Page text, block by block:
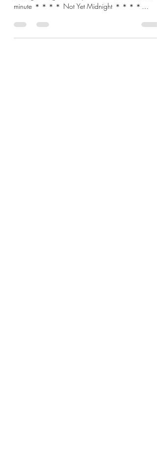
Play:Japan 新作：日本
Onigoro Valley、28 hours 01 minute, Not Yet